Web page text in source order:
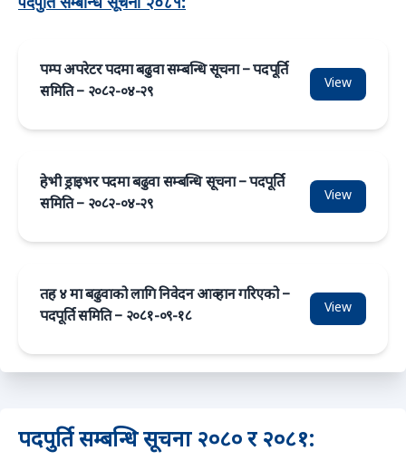
पम्प अपरेटर पदमा बढुवा सम्बन्धि सूचना – पदपूर्ति
समिति – २०८२-०४-२९
View
हेभी ड्राइभर पदमा बढुवा सम्बन्धि सूचना – पदपूर्ति
समिति – २०८२-०४-२९
View
तह ४ मा बढुवाको लागि निवेदन आव्हान गरिएको –
पदपूर्ति समिति – २०८१-०९-१८
View
पदपुर्ति सम्बन्धि सूचना २०८० र २०८१: